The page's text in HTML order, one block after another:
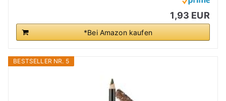
1,93 EUR
*Bei Amazon kaufen
BESTSELLER NR. 5